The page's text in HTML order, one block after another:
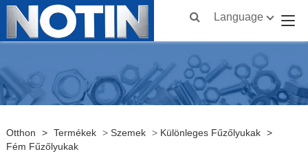
Language
Otthon > Termékek > Szemek > Különleges Fűzőlyukak >
Fém Fűzőlyukak